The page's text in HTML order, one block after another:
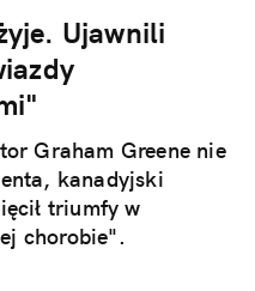
Ujawnili
Graham Greene nie
kanadyjski
triumfy w
chorobie".